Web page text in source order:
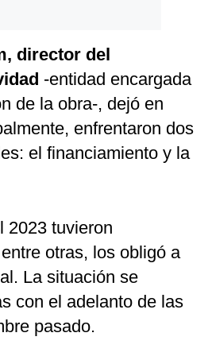
director del
-entidad encargada
de la obra-, dejó en
enfrentaron dos
el financiamiento y la
2023 tuvieron
otras, los obligó a
La situación se
con el adelanto de las
pasado.